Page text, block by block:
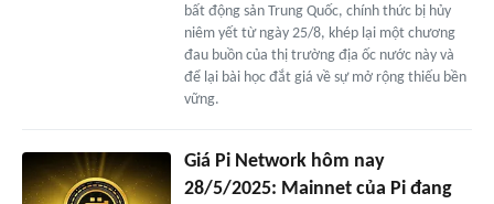
bất động sản Trung Quốc, chính thức bị hủy
niêm yết từ ngày 25/8, khép lại một chương
đau buồn của thị trường địa ốc nước này và
để lại bài học đắt giá về sự mở rộng thiếu bền
vững.
Giá Pi Network hôm nay
28/5/2025: Mainnet của Pi đang